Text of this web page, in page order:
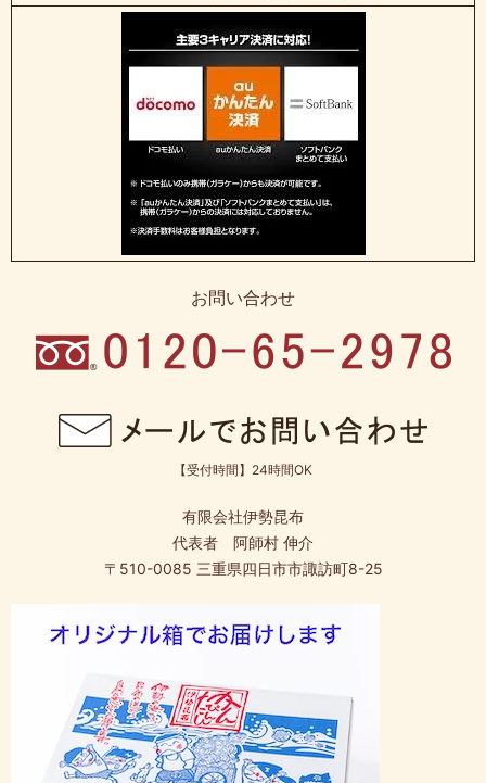
お問い合わせ
【受付時間】24時間OK
有限会社伊勢昆布
代表者 阿師村 伸介
〒510-0085 三重県四日市市諏訪町8-25